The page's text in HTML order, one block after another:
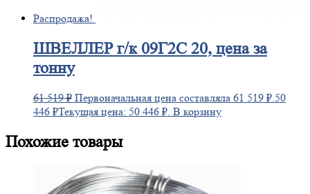
Распродажа!
ШВЕЛЛЕРг/к 09Г2С 20, цена за
тонну
61 519₽ Первоначальная цена составляла 61 519 ₽.50
446 ₽Текущая цена: 50 446 ₽. В корзину
Похожие товары